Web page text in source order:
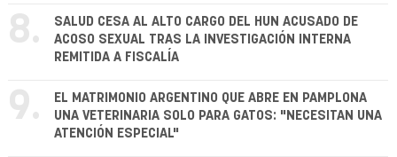
8.
SALUD CESA AL ALTO CARGO DEL HUN ACUSADO DE
ACOSO SEXUAL TRAS LA INVESTIGACIÓN INTERNA
REMITIDA A FISCALÍA
9.
EL MATRIMONIO ARGENTINO QUE ABRE EN PAMPLONA
UNA VETERINARIA SOLO PARA GATOS: "NECESITAN UNA
ATENCIÓN ESPECIAL"